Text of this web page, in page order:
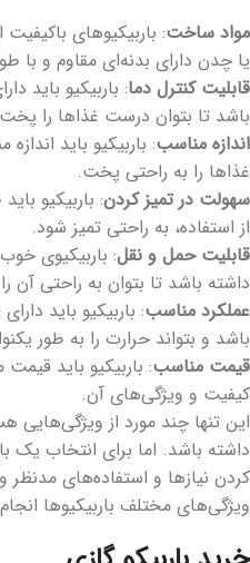
مواد ساخت: باربیکیو‌های
یا چدن دارای بدنه‌ای مقاوم و با
قابلیت کنترل دما: باربیکیو باید
باشد تا بتوان درست غذاها را
اندازه مناسب: باربیکیو باید
غذاها را به راحتی پخت.
سهولت در تمیز کردن: باربیکیو
از استفاده، به راحتی تمیز شود.
قابلیت حمل و نقل: باربیکیوی
داشته باشد تا بتوان به راحتی آن
عملکرد مناسب: باربیکیو باید
باشد و بتواند حرارت را به طور
قیمت مناسب: باربیکیو باید
کیفیت و ویژگی‌های آن.
این تنها چند مورد از ویژگی‌هایی
داشته باشد. اما برای انتخاب
کردن نیازها و استفاده‌های
ویژگی‌های مختلف باربیکیوها